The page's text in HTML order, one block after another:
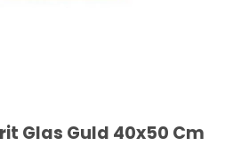
Glas Guld 40x50 Cm